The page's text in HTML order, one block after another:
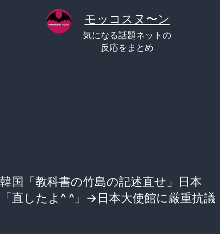
モッコスヌ〜ン
気になる話題ネットの
反応をまとめ
韓国「教科書の竹島の記述直せ」日本
「直したよ^ ^」→日本大使館に厳重抗議